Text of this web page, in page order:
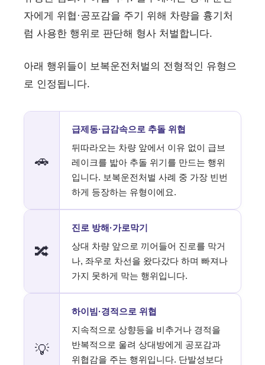
자에게 위협·공포감을 주기 위해 차량을 흉기처
럼 사용한 행위로 판단해 형사 처벌합니다.
아래 행위들이 보복운전처벌의 전형적인 유형으
로 인정됩니다.
🚗
급제동·급감속으로 추돌 위협
뒤따라오는 차량 앞에서 이유 없이 급브
레이크를 밟아 추돌 위기를 만드는 행위
입니다. 보복운전처벌 사례 중 가장 빈번
하게 등장하는 유형이에요.
🔀
진로 방해·가로막기
상대 차량 앞으로 끼어들어 진로를 막거
나, 좌우로 차선을 왔다갔다 하며 빠져나
가지 못하게 막는 행위입니다.
💡
하이빔·경적으로 위협
지속적으로 상향등을 비추거나 경적을
반복적으로 울려 상대방에게 공포감과
위협감을 주는 행위입니다. 단발성보다